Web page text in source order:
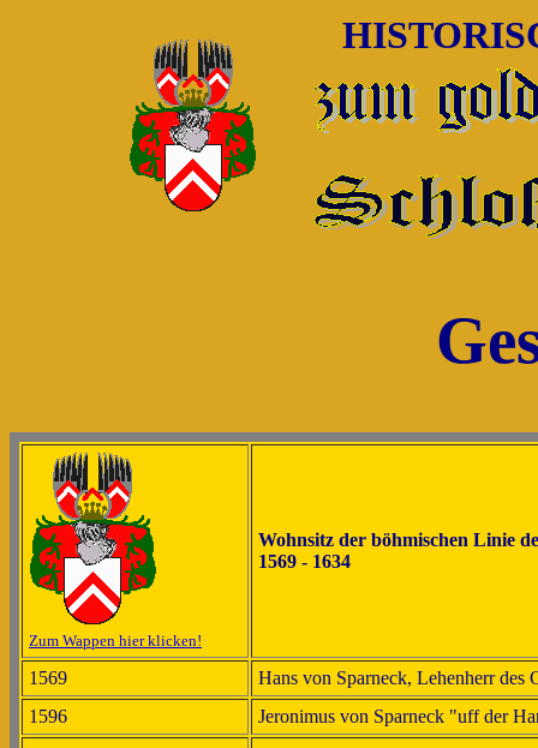
Zum Wappen hier klicken!
Wohnsitz der böhmischen Linie
1569 - 1634
1569
Hans von Sparneck, Lehenherr des
1596
Jeronimus von Sparneck "uff der